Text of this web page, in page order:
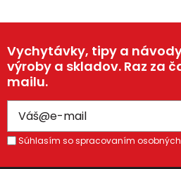
Vychytávky, tipy a
výroby a skladov. Raz za
mailu.
Súhlasím so spracovaním